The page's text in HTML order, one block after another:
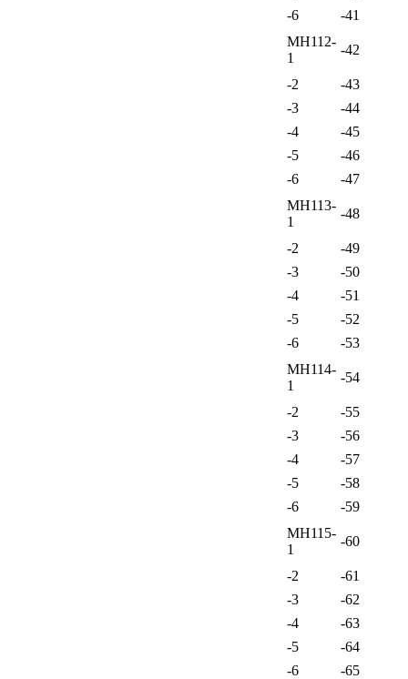
-6
-41
МН112-
1
-42
-2
-43
-3
-44
-4
-45
-5
-46
-6
-47
МН113-
1
-48
-2
-49
-3
-50
-4
-51
-5
-52
-6
-53
МН114-
1
-54
-2
-55
-3
-56
-4
-57
-5
-58
-6
-59
МН115-
1
-60
-2
-61
-3
-62
-4
-63
-5
-64
-6
-65